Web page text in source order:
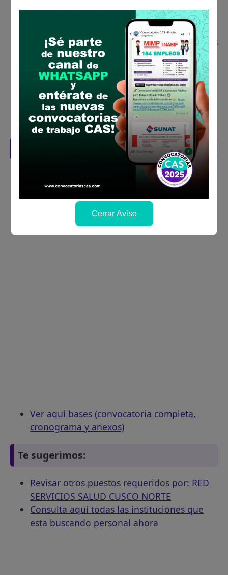
Descarga y revisa a detalle las bases del
Antes de postular, verifica si cumples con los
requisitos para el puesto
Prepara tu documentación y presentalo en
la fechas y por los medios que indica las
bases
Revisar el cronograma para conocer cuando
se publicará los resultados
Descarga aquí las Bases
Ver aquí bases (convocatoria completa,
cronograma y anexos)
Te sugerimos:
Revisar otros puestos requeridos por: RED
SERVICIOS SALUD CUSCO NORTE
Consulta aquí todas las instituciones que
esta buscando personal ahora
Cerrar Aviso